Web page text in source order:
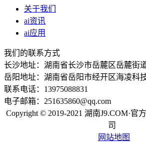
关于我们
ai资讯
ai应用
我们的联系方式
长沙地址：湖南省长沙市岳麓区岳麓街
岳阳地址：湖南省岳阳市经开区海凌科
联系电话：13975088831
电子邮箱：251635860@qq.com
Copyright © 2019-2021 湖南J9.COM·官
司
网站地图